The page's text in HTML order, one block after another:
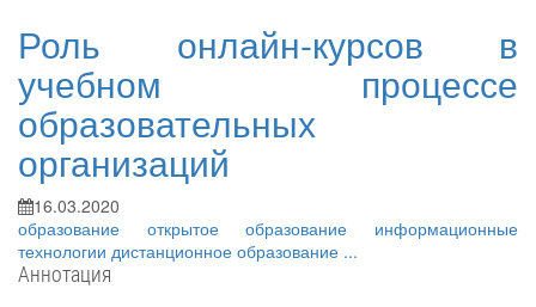
Роль онлайн-курсов в
учебном процессе
образовательных
организаций
16.03.2020
образование открытое образование информационные
технологии дистанционное образование ...
Аннотация